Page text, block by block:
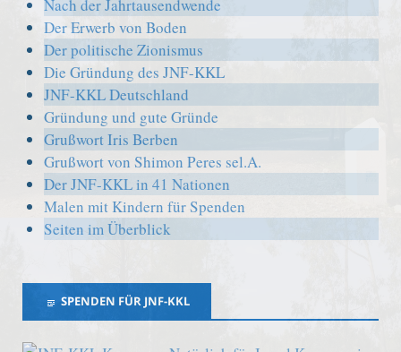
Nach der Jahrtausendwende
Der Erwerb von Boden
Der politische Zionismus
Die Gründung des JNF-KKL
JNF-KKL Deutschland
Gründung und gute Gründe
Grußwort Iris Berben
Grußwort von Shimon Peres sel.A.
Der JNF-KKL in 41 Nationen
Malen mit Kindern für Spenden
Seiten im Überblick
SPENDEN FÜR JNF-KKL